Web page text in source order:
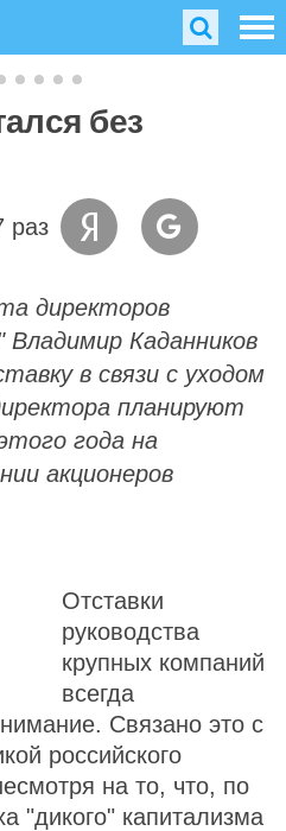
без
раз
директоров
Каданников
в связи с уходом
планируют
года на
акционеров
Отставки
руководства
крупных компаний
всегда
Связано это с
российского
на то, что, по
"дикого" капитализма